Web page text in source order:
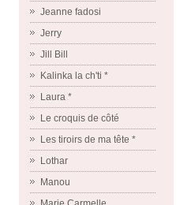
Jeanne fadosi
Jerry
Jill Bill
Kalinka la ch'ti *
Laura *
Le croquis de côté
Les tiroirs de ma tête *
Lothar
Manou